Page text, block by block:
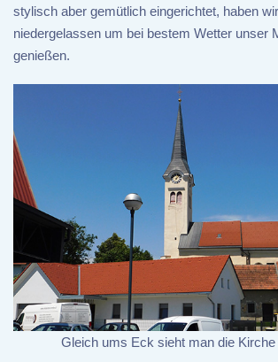
stylisch aber gemütlich eingerichtet, haben
niedergelassen um bei bestem Wetter unser
genießen.
Gleich ums Eck sieht man die